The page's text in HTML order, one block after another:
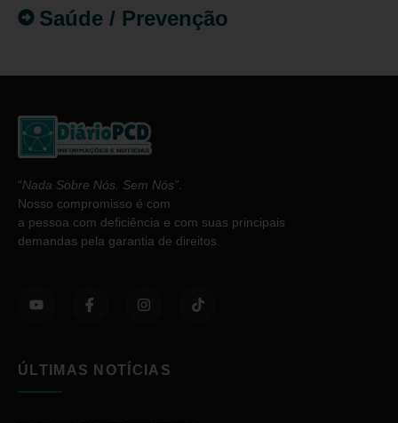
Saúde / Prevenção
“Nada Sobre Nós. Sem Nós”
Nosso compromisso é com
a pessoa com deficiência e com suas principais
demandas pela garantia de direitos.
ÚLTIMAS NOTÍCIAS